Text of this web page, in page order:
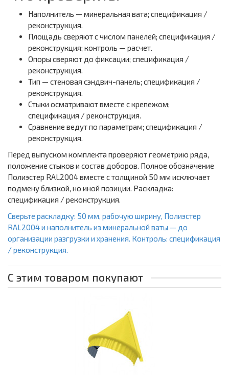
Наполнитель — минеральная вата; спецификация /
реконструкция.
Площадь сверяют с числом панелей; спецификация /
реконструкция; контроль — расчет.
Опоры сверяют до фиксации; спецификация /
реконструкция.
Тип — стеновая сэндвич-панель; спецификация /
реконструкция.
Стыки осматривают вместе с крепежом;
спецификация / реконструкция.
Сравнение ведут по параметрам; спецификация /
реконструкция.
Перед выпуском комплекта проверяют геометрию ряда,
положение стыков и состав доборов. Полное обозначение
Полиэстер RAL2004 вместе с толщиной 50 мм исключает
подмену близкой, но иной позиции. Раскладка:
спецификация / реконструкция.
Сверьте раскладку: 50 мм, рабочую ширину, Полиэстер
RAL2004 и наполнитель из минеральной ваты — до
организации разгрузки и хранения. Контроль: спецификация
/ реконструкция.
С этим товаром покупают